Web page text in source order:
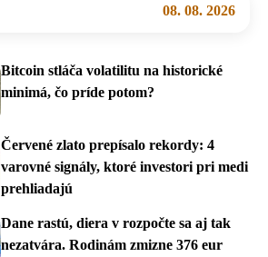
08. 08. 2026
Bitcoin stláča volatilitu na historické
minimá, čo príde potom?
Červené zlato prepísalo rekordy: 4
varovné signály, ktoré investori pri medi
prehliadajú
Dane rastú, diera v rozpočte sa aj tak
nezatvára. Rodinám zmizne 376 eur